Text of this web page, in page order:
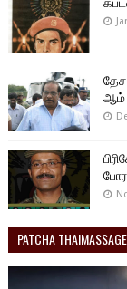
ஆம்
PATCHA THAIMASSAGE.